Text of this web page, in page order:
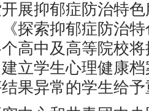
展抑郁症防治特
探索抑郁症防治
高中及高等院校
立学生心理健康
果异常的学生给